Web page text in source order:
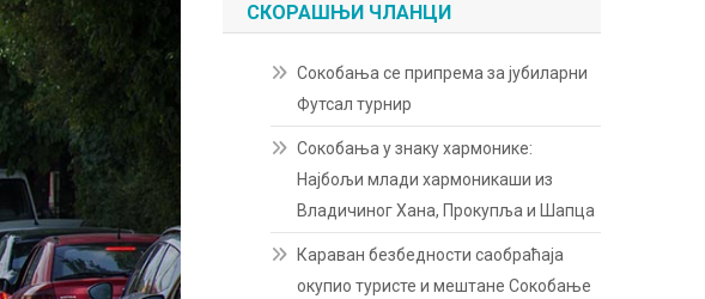
СКОРАШЊИ ЧЛАНЦИ
Сокобања се припрема за јубиларни
Футсал турнир
Сокобања у знаку хармонике:
Најбољи млади хармоникаши из
Владичиног Хана, Прокупља и Шапца
Караван безбедности саобраћаја
окупио туристе и мештане Сокобање